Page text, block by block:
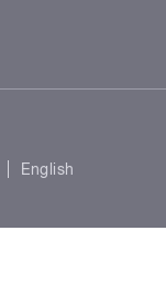
English